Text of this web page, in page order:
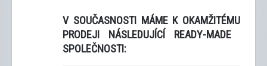
V SOUČASNOSTI MÁME K OKAMŽITÉMU
PRODEJI
NÁSLEDUJÍCÍ READY-MADE
SPOLEČNOSTI: